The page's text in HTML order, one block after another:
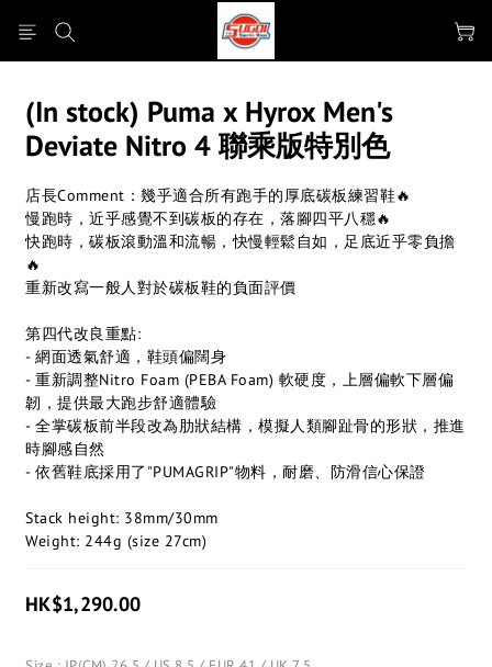
(In stock) Puma x Hyrox Men's
Deviate Nitro 4 聯乘版特別色
店長Comment：幾乎適合所有跑手的厚底碳板練習鞋🔥
慢跑時，近乎感覺不到碳板的存在，落腳四平八穩🔥
快跑時，碳板滾動溫和流暢，快慢輕鬆自如，足底近乎零負擔
🔥
重新改寫一般人對於碳板鞋的負面評價
第四代改良重點:
- 網面透氣舒適，鞋頭偏闊身
- 重新調整Nitro Foam (PEBA Foam) 軟硬度，上層偏軟下層偏
韌，提供最大跑步舒適體驗
- 全掌碳板前半段改為肋狀結構，模擬人類腳趾骨的形狀，推進
時腳感自然
- 依舊鞋底採用了"PUMAGRIP"物料，耐磨、防滑信心保證
Stack height: 38mm/30mm
Weight: 244g (size 27cm)​
HK$1,290.00